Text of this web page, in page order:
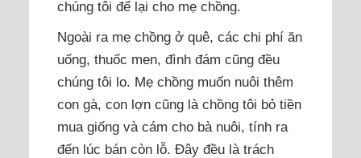
chúng tôi để lại cho mẹ chồng.
Ngoài ra mẹ chồng ở quê, các chi phí ăn
uống, thuốc men, đình đám cũng đều
chúng tôi lo. Mẹ chồng muốn nuôi thêm
con gà, con lợn cũng là chồng tôi bỏ tiền
mua giống và cám cho bà nuôi, tính ra
đến lúc bán còn lỗ. Đây đều là trách